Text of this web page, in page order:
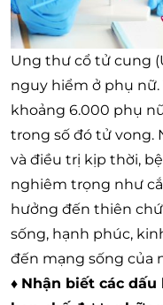
Ung thư cổ tử cung
nguy hiểm ở phụ nữ.
khoảng 6.000 phụ
trong số đó tử vong.
và điều trị kịp thời,
nghiêm trọng như
hưởng đến thiên
sống, hạnh phúc,
đến mạng sống của
♦ Nhận biết các dấu